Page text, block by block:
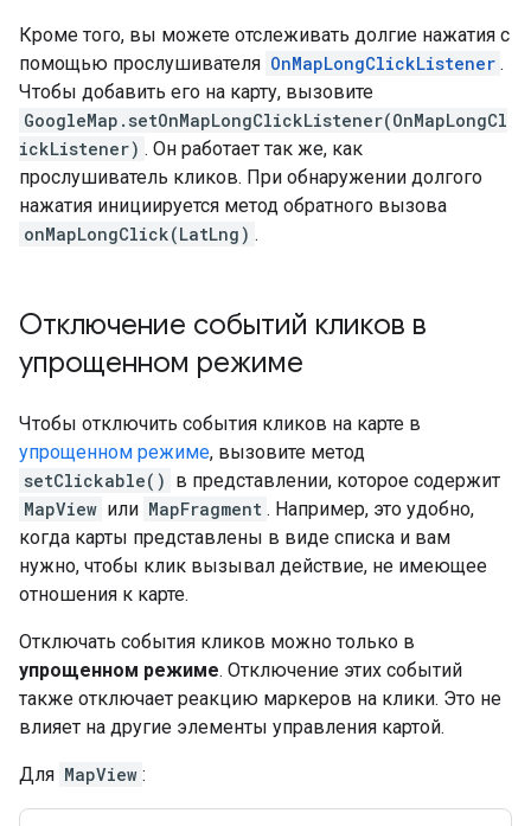
Кроме того, вы можете отслеживать долгие нажатия с
помощью прослушивателя OnMapLongClickListener .
Чтобы добавить его на карту, вызовите
GoogleMap.setOnMapLongClickListener(OnMapLongCl
ickListener) . Он работает так же, как
прослушиватель кликов. При обнаружении долгого
нажатия инициируется метод обратного вызова
onMapLongClick(LatLng) .
Отключение событий кликов в
упрощенном режиме
Чтобы отключить события кликов на карте в
упрощенном режиме, вызовите метод
setClickable() в представлении, которое содержит
MapView или MapFragment . Например, это удобно,
когда карты представлены в виде списка и вам
нужно, чтобы клик вызывал действие, не имеющее
отношения к карте.
Отключать события кликов можно только в
упрощенном режиме. Отключение этих событий
также отключает реакцию маркеров на клики. Это не
влияет на другие элементы управления картой.
Для MapView :